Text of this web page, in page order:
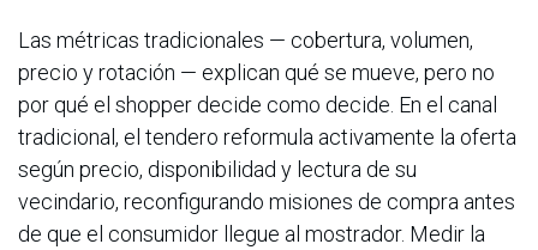
Las métricas tradicionales — cobertura, volumen,
precio y rotación — explican qué se mueve, pero no
por qué el shopper decide como decide. En el canal
tradicional, el tendero reformula activamente la oferta
según precio, disponibilidad y lectura de su
vecindario, reconfigurando misiones de compra antes
de que el consumidor llegue al mostrador. Medir la